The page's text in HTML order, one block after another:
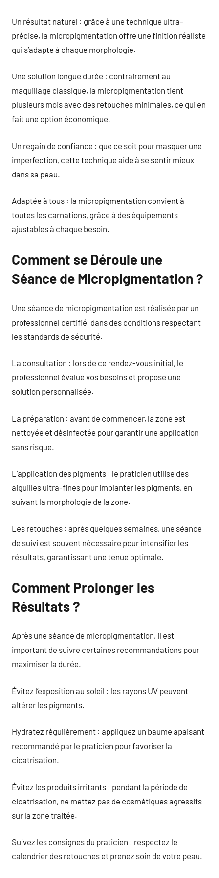
Un résultat naturel : grâce à une technique ultra-
précise, la micropigmentation offre une finition réaliste
qui s’adapte à chaque morphologie.
Une solution longue durée : contrairement au
maquillage classique, la micropigmentation tient
plusieurs mois avec des retouches minimales, ce qui en
fait une option économique.
Un regain de confiance : que ce soit pour masquer une
imperfection, cette technique aide à se sentir mieux
dans sa peau.
Adaptée à tous : la micropigmentation convient à
toutes les carnations, grâce à des équipements
ajustables à chaque besoin.
Comment se Déroule une
Séance de Micropigmentation ?
Une séance de micropigmentation est réalisée par un
professionnel certifié, dans des conditions respectant
les standards de sécurité.
La consultation : lors de ce rendez-vous initial, le
professionnel évalue vos besoins et propose une
solution personnalisée.
La préparation : avant de commencer, la zone est
nettoyée et désinfectée pour garantir une application
sans risque.
L’application des pigments : le praticien utilise des
aiguilles ultra-fines pour implanter les pigments, en
suivant la morphologie de la zone.
Les retouches : après quelques semaines, une séance
de suivi est souvent nécessaire pour intensifier les
résultats, garantissant une tenue optimale.
Comment Prolonger les
Résultats ?
Après une séance de micropigmentation, il est
important de suivre certaines recommandations pour
maximiser la durée.
Évitez l’exposition au soleil : les rayons UV peuvent
altérer les pigments.
Hydratez régulièrement : appliquez un baume apaisant
recommandé par le praticien pour favoriser la
cicatrisation.
Évitez les produits irritants : pendant la période de
cicatrisation, ne mettez pas de cosmétiques agressifs
sur la zone traitée.
Suivez les consignes du praticien : respectez le
calendrier des retouches et prenez soin de votre peau.